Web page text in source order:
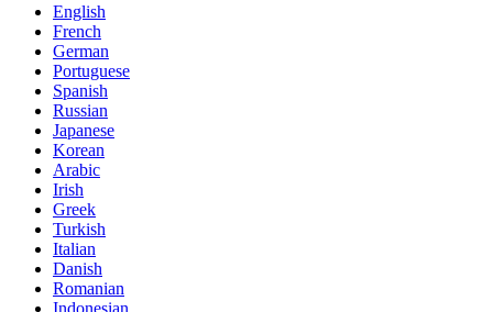
English
French
German
Portuguese
Spanish
Russian
Japanese
Korean
Arabic
Irish
Greek
Turkish
Italian
Danish
Romanian
Indonesian